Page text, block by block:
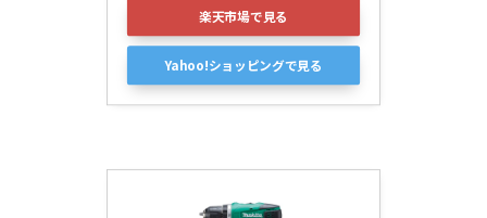
楽天市場で見る
Yahoo!ショッピングで見る